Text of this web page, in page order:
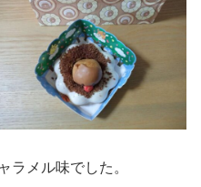
ラメル味でした。